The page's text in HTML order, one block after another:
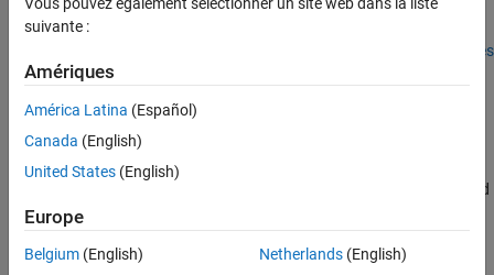
Description
Output Arguments
See Also
Description
Extended Tire Features
for Vehicle Dynamics Blockset
objTransformed = coordinateTransform(
transforms the data channels in the
objfrom the coordinate system stored in the
object to the coordinate system specified
byoutCoord
Input Arguments
Vous pouvez également sélectionner un site web dans la liste
suivante :
Amériques
América Latina (Español)
Canada (English)
United States (English)
Europe
Belgium (English)
Netherlands(English)